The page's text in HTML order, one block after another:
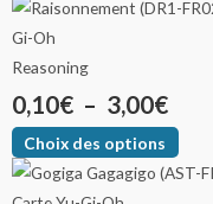
Reasoning
0,10€ – 3,00€
Choix des options